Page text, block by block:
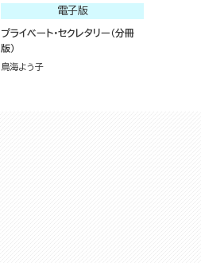
電子版
プライベート・セクレタリー（分冊
版）
鳥海よう子